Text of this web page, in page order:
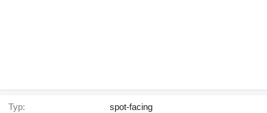
Typ: spot-facing